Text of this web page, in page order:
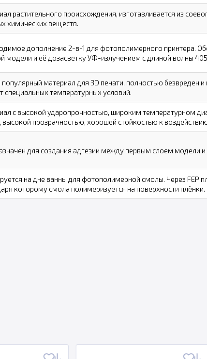
растительного происхождения, изготавливается из
химических веществ.
дополнение 2-в-1 для фотополимерного принтера.
модели и её дозасветку УФ-излучением с длиной волны
материал для 3D печати, полностью безвреден и
специальных температурных условий.
с высокой ударопрочностью, широким температурном
высокой прозрачностью, хорошей стойкостью к
для создания адгезии между первым слоем модели
на дне ванны для фотополимерной смолы. Через FEP
которому смола полимеризуется на поверхности плёнки.